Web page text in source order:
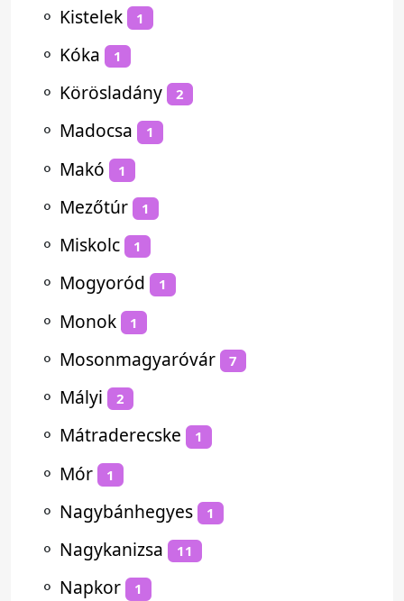
⚬ Kistelek 1
⚬ Kóka 1
⚬ Körösladány 2
⚬ Madocsa 1
⚬ Makó 1
⚬ Mezőtúr 1
⚬ Miskolc 1
⚬ Mogyoród 1
⚬ Monok 1
⚬ Mosonmagyaróvár 7
⚬ Mályi 2
⚬ Mátraderecske 1
⚬ Mór 1
⚬ Nagybánhegyes 1
⚬ Nagykanizsa 11
⚬ Napkor 1